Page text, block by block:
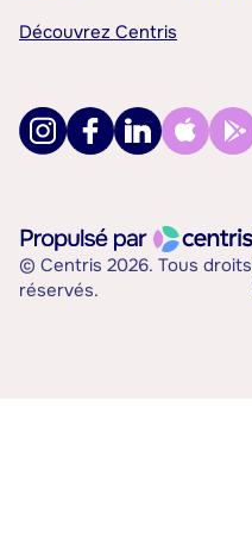
Découvrez Centris
© Centris 2026. Tous droits
réservés.